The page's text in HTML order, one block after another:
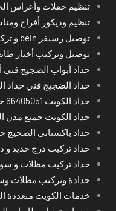
تنظيم حفلات وأعراس
تنظيم وديكور أفراح
توصيل رسيفر bein و تركيب ستلايت و رسيفرات في الكويت
توصيل وتركيب أخبار
حداد أبواب الضجيج فني
حداد الضجيج فني
حداد الكويت 66405051 جميع مدن الكويت
حداد الكويت جميع مدن
حداد باكستاني الضجيج
حداد تركيب درج حديد و
حداد تركيب مظلات و
حدادة وتركيب مظلات
خدمات الكويت متعددة